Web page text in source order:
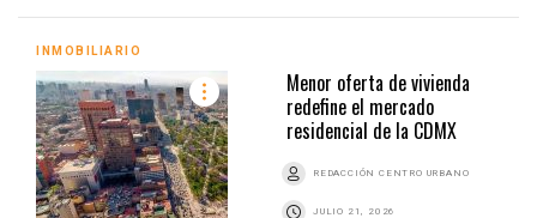
INMOBILIARIO
Menor oferta de vivienda
redefine el mercado
residencial de la CDMX
REDACCIÓN CENTRO URBANO
JULIO 21, 2026